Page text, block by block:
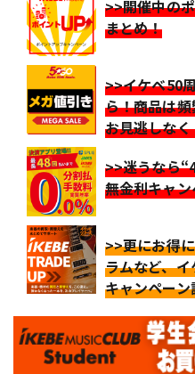
>>開催中の
まとめ！
>>イケベ50
ら！商品は
お見逃しな
>>迷うなら
無金利キャン
>>更にお得
ラムなど、
キャンペー